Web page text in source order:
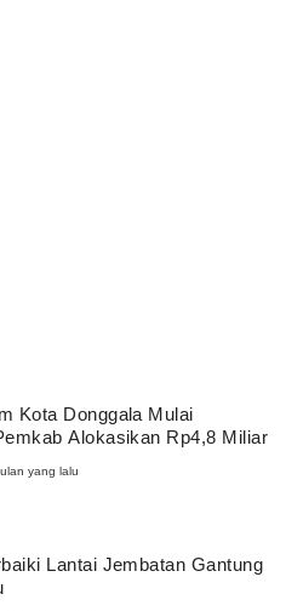
Kota Donggala Mulai
Alokasikan Rp4,8 Miliar
yang lalu
Lantai Jembatan Gantung